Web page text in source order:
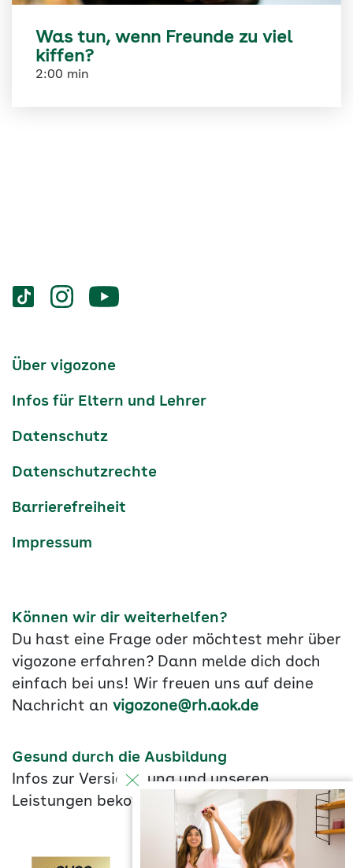
Was tun, wenn Freunde zu viel
kiffen?
2:00 min
Services
Social-
vigozone.de
vigozone.devigozone.de
Services-
Über vigozone
Infos für Eltern und Lehrer
Datenschutz
Datenschutzrechte
Barrierefreiheit
Impressum
Können wir dir weiterhelfen?
Du hast eine Frage oder möchtest mehr über
vigozone erfahren? Dann melde dich doch
einfach bei uns! Wir freuen uns auf deine
Nachricht an vigozone@rh.aok.de
Gesund durch die Ausbildung
Infos zur Versicherung und unseren
Leistungen bekommst du hier.